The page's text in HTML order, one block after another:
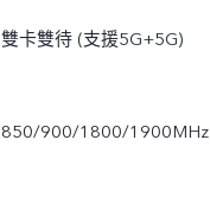
雙卡雙待 (支援5G+5G)
850/900/1800/1900MHz